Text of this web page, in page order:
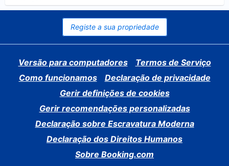
Registe a sua propriedade
Versão para computadores
Termos de Serviço
Como funcionamos
Declaração de privacidade
Gerir definições de cookies
Gerir recomendações personalizadas
Declaração sobre Escravatura Moderna
Declaração dos Direitos Humanos
Sobre Booking.com